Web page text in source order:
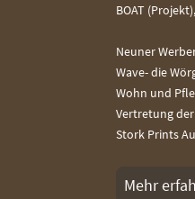
BOAT
Neuner
Wave- die
Wohn und
Vertretung
Stork Prints
Mehr